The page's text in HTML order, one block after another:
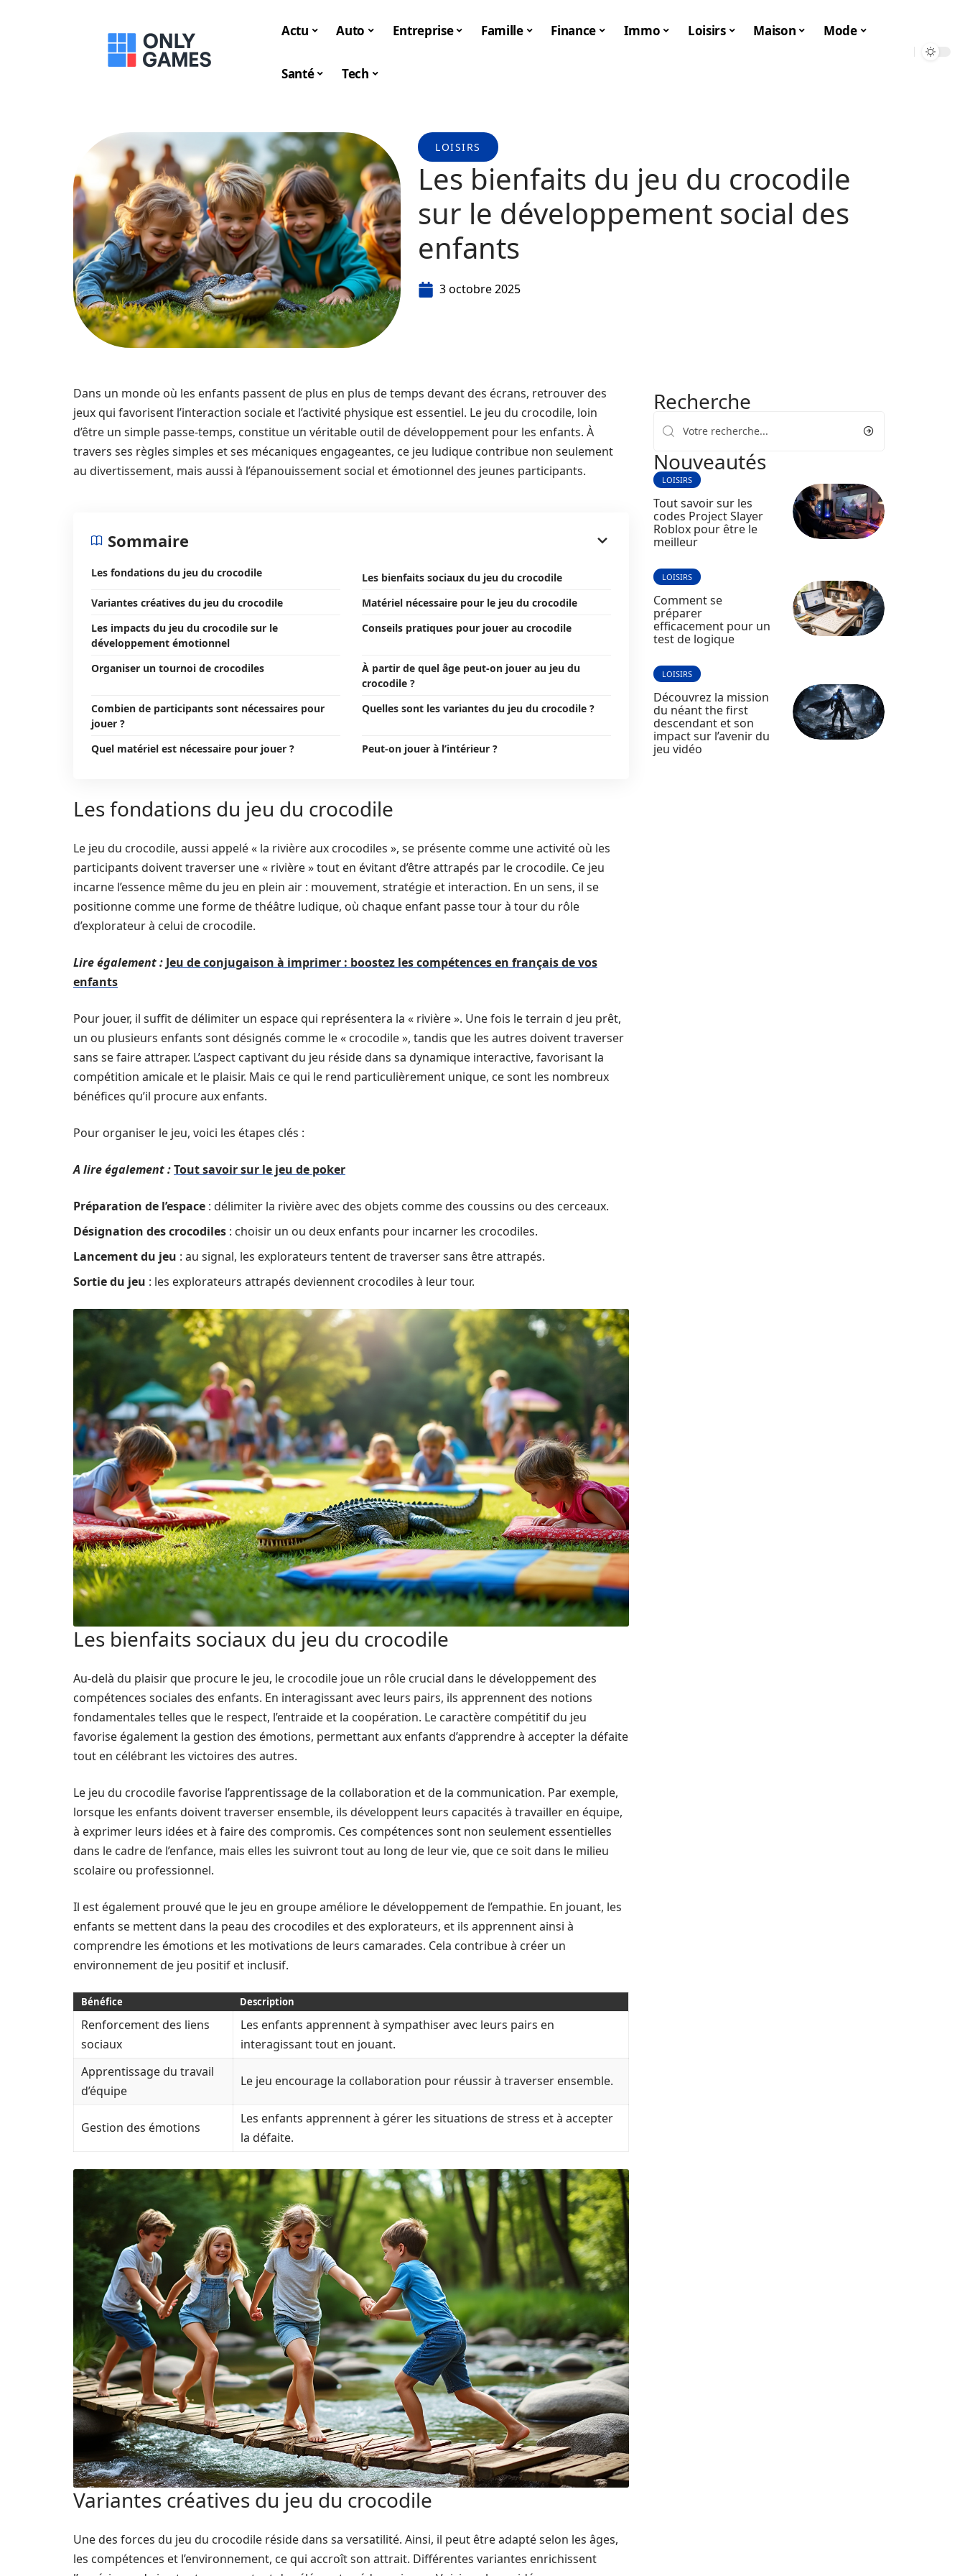
Actu Auto Entreprise Famille Finance Immo Loisirs Maison Mode
Santé Tech
LOISIRS
Les bienfaits du jeu du crocodile
sur le développement social des
enfants
3 octobre 2025
Dans un monde où les enfants passent de plus en plus de temps devant des écrans, retrouver des
jeux qui favorisent l’interaction sociale et l’activité physique est essentiel. Le jeu du crocodile, loin
d’être un simple passe-temps, constitue un véritable outil de développement pour les enfants. À
travers ses règles simples et ses mécaniques engageantes, ce jeu ludique contribue non seulement
au divertissement, mais aussi à l’épanouissement social et émotionnel des jeunes participants.
Sommaire
Les fondations du jeu du crocodile
Les bienfaits sociaux du jeu du crocodile
Variantes créatives du jeu du crocodile
Matériel nécessaire pour le jeu du crocodile
Les impacts du jeu du crocodile sur le
développement émotionnel
Conseils pratiques pour jouer au crocodile
Organiser un tournoi de crocodiles
À partir de quel âge peut-on jouer au jeu du
crocodile ?
Combien de participants sont nécessaires pour
jouer ?
Quelles sont les variantes du jeu du crocodile ?
Quel matériel est nécessaire pour jouer ? Peut-on jouer à l’intérieur ?
Les fondations du jeu du crocodile
Le jeu du crocodile, aussi appelé « la rivière aux crocodiles », se présente comme une activité où les
participants doivent traverser une « rivière » tout en évitant d’être attrapés par le crocodile. Ce jeu
incarne l’essence même du jeu en plein air : mouvement, stratégie et interaction. En un sens, il se
positionne comme une forme de théâtre ludique, où chaque enfant passe tour à tour du rôle
d’explorateur à celui de crocodile.
Lire également : Jeu de conjugaison à imprimer : boostez les compétences en français de vos
enfants
Pour jouer, il suffit de délimiter un espace qui représentera la « rivière ». Une fois le terrain d jeu prêt,
un ou plusieurs enfants sont désignés comme le « crocodile », tandis que les autres doivent traverser
sans se faire attraper. L’aspect captivant du jeu réside dans sa dynamique interactive, favorisant la
compétition amicale et le plaisir. Mais ce qui le rend particulièrement unique, ce sont les nombreux
bénéfices qu’il procure aux enfants.
Pour organiser le jeu, voici les étapes clés :
A lire également :Tout savoir sur le jeu de poker
Préparation de l’espace : délimiter la rivière avec des objets comme des coussins ou des cerceaux.
Désignation des crocodiles : choisir un ou deux enfants pour incarner les crocodiles.
Lancement du jeu : au signal, les explorateurs tentent de traverser sans être attrapés.
Sortie du jeu : les explorateurs attrapés deviennent crocodiles à leur tour.
Les bienfaits sociaux du jeu du crocodile
Au-delà du plaisir que procure le jeu, le crocodile joue un rôle crucial dans le développement des
compétences sociales des enfants. En interagissant avec leurs pairs, ils apprennent des notions
fondamentales telles que le respect, l’entraide et la coopération. Le caractère compétitif du jeu
favorise également la gestion des émotions, permettant aux enfants d’apprendre à accepter la défaite
tout en célébrant les victoires des autres.
Le jeu du crocodile favorise l’apprentissage de la collaboration et de la communication. Par exemple,
lorsque les enfants doivent traverser ensemble, ils développent leurs capacités à travailler en équipe,
à exprimer leurs idées et à faire des compromis. Ces compétences sont non seulement essentielles
dans le cadre de l’enfance, mais elles les suivront tout au long de leur vie, que ce soit dans le milieu
scolaire ou professionnel.
Il est également prouvé que le jeu en groupe améliore le développement de l’empathie. En jouant, les
enfants se mettent dans la peau des crocodiles et des explorateurs, et ils apprennent ainsi à
comprendre les émotions et les motivations de leurs camarades. Cela contribue à créer un
environnement de jeu positif et inclusif.
Bénéfice Description
Renforcement des liens
sociaux
Les enfants apprennent à sympathiser avec leurs pairs en
interagissant tout en jouant.
Apprentissage du travail
d’équipe
Le jeu encourage la collaboration pour réussir à traverser ensemble.
Gestion des émotions
Les enfants apprennent à gérer les situations de stress et à accepter
la défaite.
Variantes créatives du jeu du crocodile
Une des forces du jeu du crocodile réside dans sa versatilité. Ainsi, il peut être adapté selon les âges,
les compétences et l’environnement, ce qui accroît son attrait. Différentes variantes enrichissent
Recherche
Nouveautés
LOISIRS
Tout savoir sur les
codes Project Slayer
Roblox pour être le
meilleur
LOISIRS
Comment se
préparer
efficacement pour un
test de logique
LOISIRS
Découvrez la mission
du néant the first
descendant et son
impact sur l’avenir du
jeu vidéo